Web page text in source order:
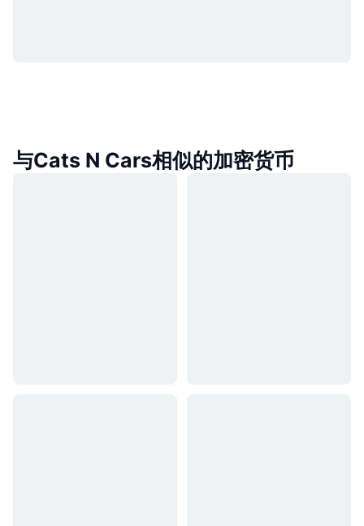
与Cats N Cars相似的加密货币